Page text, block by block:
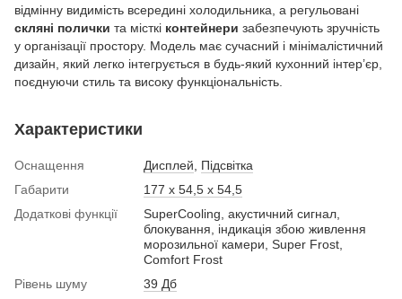
відмінну видимість всередині холодильника, а регульовані
скляні полички та місткі контейнери забезпечують зручність
у організації простору. Модель має сучасний і мінімалістичний
дизайн, який легко інтегрується в будь-який кухонний інтер’єр,
поєднуючи стиль та високу функціональність.
Характеристики
Оснащення Дисплей
Підсвітка
Габарити
177 х 54,5 х 54,5
Додаткові функції
SuperCooling, акустичний сигнал,
блокування, індикація збою живлення
морозильної камери, Super Frost,
Comfort Frost
Рівень шуму
39 Дб